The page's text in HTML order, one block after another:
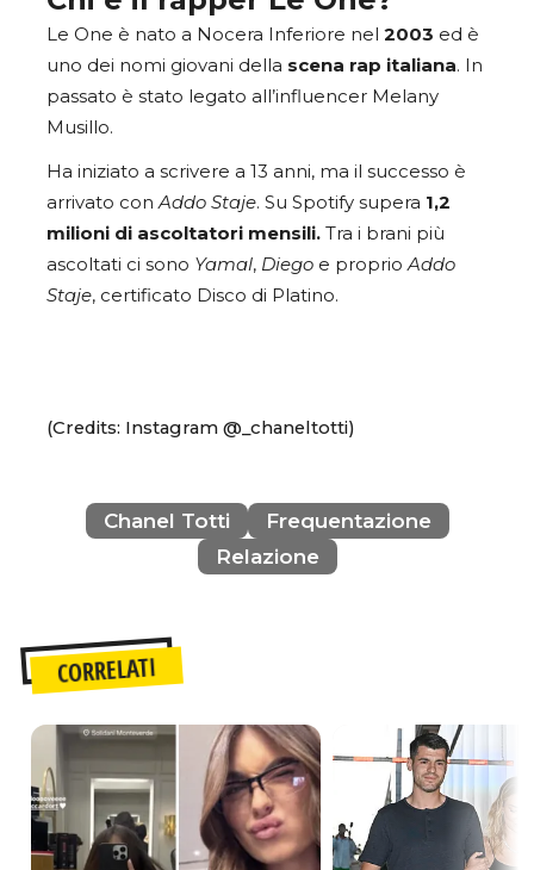
Le One è nato a Nocera Inferiore nel 2003 ed è
uno dei nomi giovani della scena rap italiana. In
passato è stato legato all’influencer Melany
Musillo.
Ha iniziato a scrivere a 13 anni, ma il successo è
arrivato conAddo Staje. Su Spotify supera 1,2
milioni di ascoltatori mensili. Tra i brani più
ascoltati ci sono Yamal, Diego e proprioAddo
Staje, certificato Disco di Platino.
(Credits: Instagram @_chaneltotti)
Chanel Totti
Frequentazione
Relazione
CORRELATI